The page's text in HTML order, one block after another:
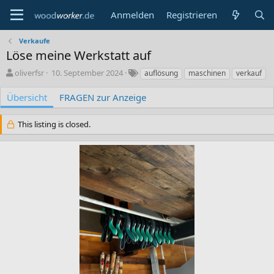
Anmelden Registrieren
Verkaufe
Löse meine Werkstatt auf
A
t
o
oliverfsr
C
a
i
10. September 2024
S
h
l
o
r
t
e
auflösung maschinen verkauf
Übersicht FRAGEN zur Anzeige
This listing is closed.